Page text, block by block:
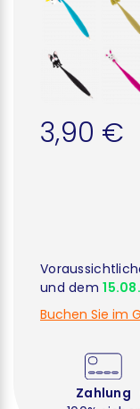
3,90 €
und dem15.08.
Buchen Sie im
Zahlung